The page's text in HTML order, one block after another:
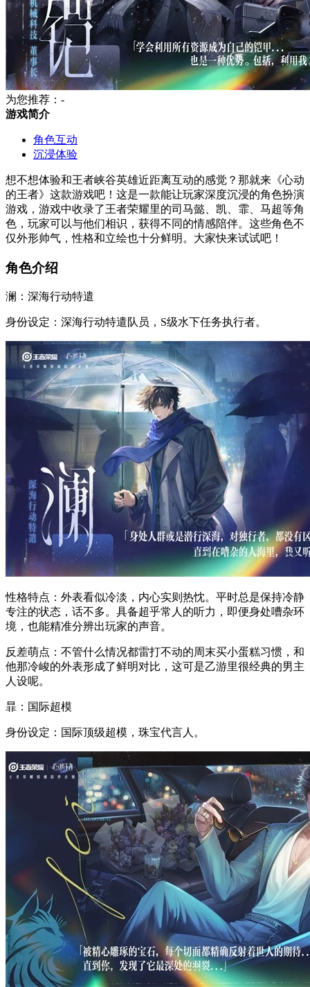
为您推荐：-
游戏简介
角色互动
沉浸体验
想不想体验和王者峡谷英雄近距离互动的感觉？那就来《心动
的王者》这款游戏吧！这是一款能让玩家深度沉浸的角色扮演
游戏，游戏中收录了王者荣耀里的司马懿、凯、霏、马超等角
色，玩家可以与他们相识，获得不同的情感陪伴。这些角色不
仅外形帅气，性格和立绘也十分鲜明。大家快来试试吧！
角色介绍
澜：深海行动特遣
身份设定：深海行动特遣队员，S级水下任务执行者。
性格特点：外表看似冷淡，内心实则热忱。平时总是保持冷静
专注的状态，话不多。具备超乎常人的听力，即便身处嘈杂环
境，也能精准分辨出玩家的声音。
反差萌点：不管什么情况都雷打不动的周末买小蛋糕习惯，和
他那冷峻的外表形成了鲜明对比，这可是乙游里很经典的男主
人设呢。
暃：国际超模
身份设定：国际顶级超模，珠宝代言人。